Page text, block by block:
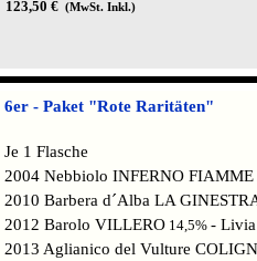
123,50 € (MwSt. Inkl.)
6er - Paket "Rote Raritäten"
Je 1 Flasche
2004 Nebbiolo INFERNO
2010 Barbera d´Alba LA
2012 Barolo VILLERO 14,5% - Livia
2013 Aglianico del Vulture